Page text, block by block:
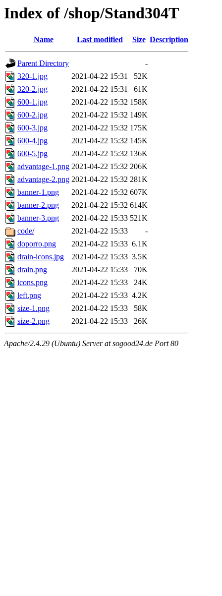
Index of /shop/Stand304T
Name Last modified Size Description
Parent Directory
-
320-1.jpg
2021-04-22 15:31
52K
320-2.jpg
2021-04-22 15:31
61K
600-1.jpg
2021-04-22 15:32 158K
600-2.jpg
2021-04-22 15:32 149K
600-3.jpg
2021-04-22 15:32 175K
600-4.jpg
2021-04-22 15:32 145K
600-5.jpg
2021-04-22 15:32 136K
advantage-1.png 2021-04-22 15:32 206K
advantage-2.png 2021-04-22 15:32 281K
banner-1.png
2021-04-22 15:32 607K
banner-2.png
2021-04-22 15:32 614K
banner-3.png
2021-04-22 15:33 521K
code/
2021-04-22 15:33
-
doporro.png
2021-04-22 15:33 6.1K
drain-icons.jpg
2021-04-22 15:33 3.5K
drain.png
2021-04-22 15:33
70K
icons.png
2021-04-22 15:33
24K
left.png
2021-04-22 15:33 4.2K
size-1.png
2021-04-22 15:33
58K
size-2.png
2021-04-22 15:33 26K
Apache/2.4.29 (Ubuntu) Server at sogood24.de Port 80